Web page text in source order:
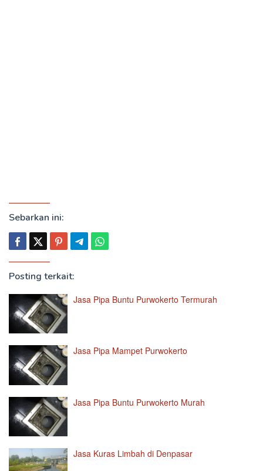
Sebarkan ini:
Posting terkait:
Jasa Pipa Buntu Purwokerto Termurah
Jasa Pipa Mampet Purwokerto
Jasa Pipa Buntu Purwokerto Murah
Jasa Kuras Limbah di Denpasar